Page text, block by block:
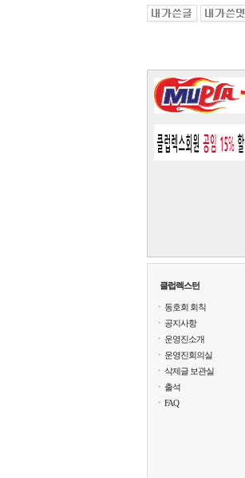
클럽렉스턴
동호회 회칙
공지사항
운영진소개
운영진회의실
삭제글 보관실
출석
FAQ